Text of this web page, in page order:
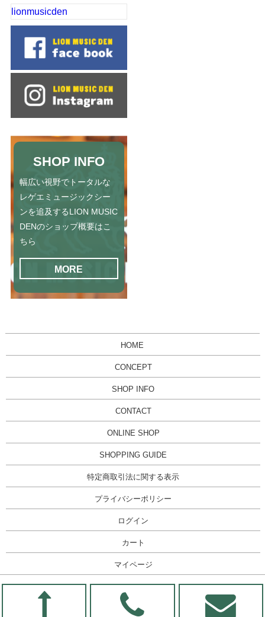
lionmusicden
SHOP INFO
幅広い視野でトータルな
レゲエミュージックシー
ンを追及するLION MUSIC
DENのショップ概要はこ
ちら
MORE
HOME
CONCEPT
SHOP INFO
CONTACT
ONLINE SHOP
SHOPPING GUIDE
特定商取引法に関する表示
プライバシーポリシー
ログイン
カート
マイページ